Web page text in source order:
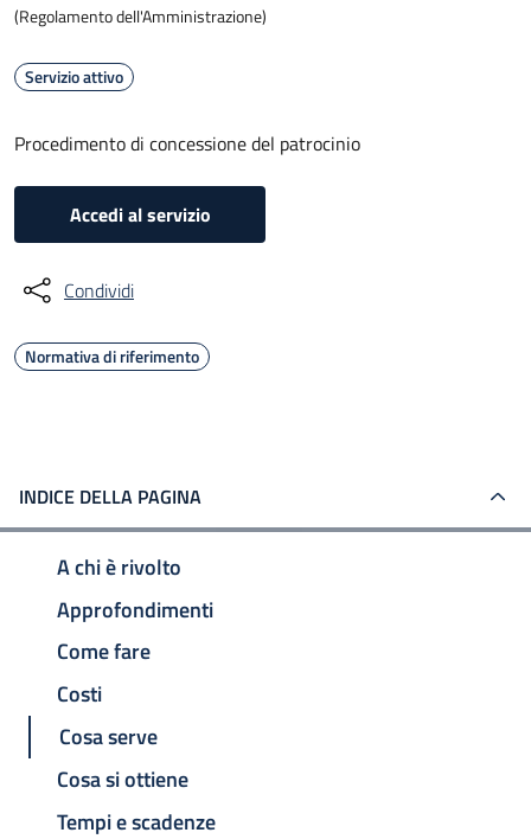
(Regolamento dell'Amministrazione)
Servizio attivo
Procedimento di concessione del patrocinio
Accedi al servizio
Condividi
Normativa di riferimento
INDICE DELLA PAGINA
A chi è rivolto
Approfondimenti
Come fare
Costi
Cosa serve
Cosa si ottiene
Tempi e scadenze